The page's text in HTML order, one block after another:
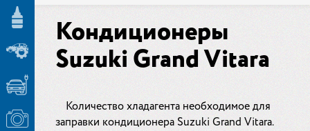
Кондиционеры
Suzuki Grand Vitara
Количество хладагента необходимое для
заправки кондиционера Suzuki Grand Vitara.